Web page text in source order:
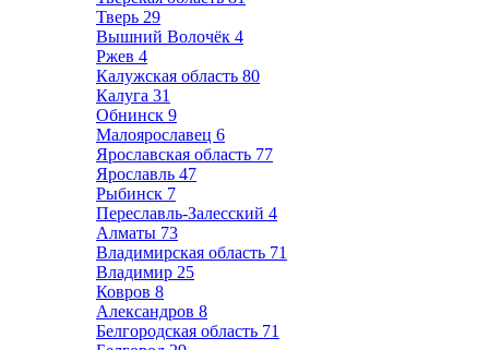
Тверь 29
Вышний Волочёк 4
Ржев 4
Калужская область 80
Калуга 31
Обнинск 9
Малоярославец 6
Ярославская область 77
Ярославль 47
Рыбинск 7
Переславль-Залесский 4
Алматы 73
Владимирская область 71
Владимир 25
Ковров 8
Александров 8
Белгородская область 71